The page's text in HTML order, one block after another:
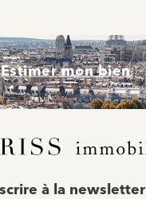
Estimer mon bien
à la newsletter